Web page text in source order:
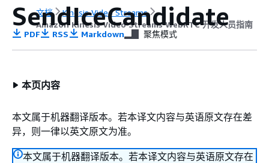
文档
Kinesis Video Streams
Amazon Kinesis Video Streams WebRTC 开发人员指南
SendIceCandidate
PDF RSS Markdown 聚焦模式
本页内容
本文属于机器翻译版本。若本译文内容与英语原文存在差
异，则一律以英文原文为准。
本文属于机器翻译版本。若本译文内容与英语原文存在